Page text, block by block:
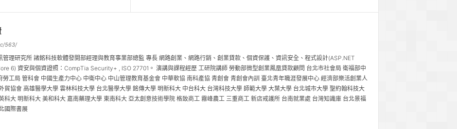
563/
管理研究所 諸銘科技軟體發開部經理與教育事業部總監 專長 網路創業、網路行銷、創業貸款、個資保護、資訊安全、程式設計(ASP.NET
6) 資安與個資證照：CompTia Security+ , ISO 27701。 演講與課程經歷 工研院講師 勞動部微型創業鳳凰貸款顧問 台北市社會局 衛福部中
勞工局 管科會 中國生產力中心 中衛中心 中山管理教育基金會 中華軟協 南科產協 青創會 青創會內訓 臺北青年職涯發展中心 經濟部樂活創業人
貿協會 高雄醫學大學 雲林科技大學 台北醫學大學 銘傳大學 明新科大 中台科大 台灣科技大學 師範大學 大葉大學 台北城市大學 聖約翰科技大
科大 明新科大 美和科大 嘉南藥理大學 東南科大 亞太創意技術學院 格致商工 霧峰農工 三重商工 新店戒護所 台南就業處 台灣知識庫 台北景福
國際書展